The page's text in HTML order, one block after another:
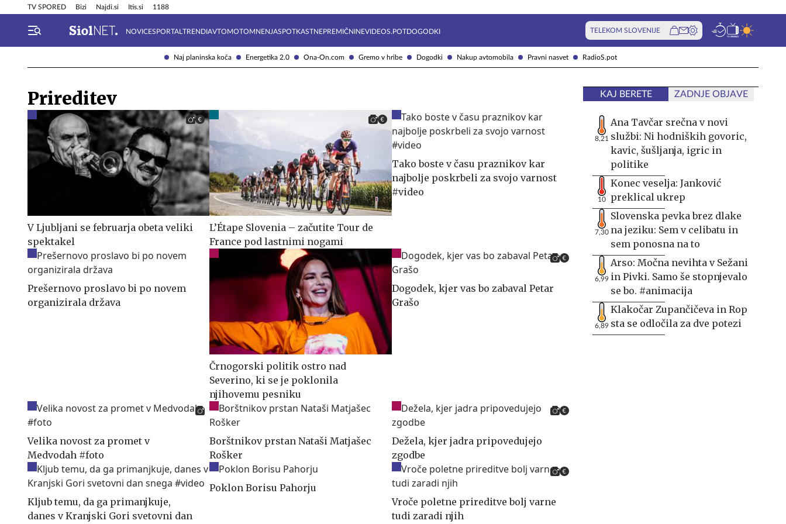
Naj planinska koča Energetika 2.0 Ona-On.com Gremo v hribe Dogodki Nakup avtomobila Pravni nasvet RadioS.pot
TV SPORED Bizi Najdi.si Itis.si 1188
NOVICESPORTAL TRENDIAVTOMOTOMNENJASPOTKASTNEPREMIČNINEVIDEOS.POTDOGODKI TELEKOM SLOVENIJE
Info in obvestila Tehnik
Prireditev
V Ljubljani se februarja obeta veliki
spektakel
L’Étape Slovenia – začutite Tour de
France pod lastnimi nogami
Tako boste v času praznikov kar
najbolje poskrbeli za svojo varnost
#video
Prešernovo proslavo bi po novem
organizirala država
Črnogorski politik ostro nad
Severino, ki se je poklonila
njihovemu pesniku
Dogodek, kjer vas bo zabaval Petar
Grašo
Velika novost za promet v
Medvodah #foto
Borštnikov prstan Nataši Matjašec
Rošker
Dežela, kjer jadra pripovedujejo
zgodbe
Kljub temu, da ga primanjkuje,
danes v Kranjski Gori svetovni dan
Poklon Borisu Pahorju
Vroče poletne prireditve bolj varne
tudi zaradi njih
KAJ BERETE ZADNJE OBJAVE
8,21
Ana Tavčar srečna v novi
službi: Ni hodniških govoric,
kavic, šušljanja, igric in
politike
10
Konec veselja: Janković
preklical ukrep
7,30
Slovenska pevka brez dlake
na jeziku: Sem v celibatu in
sem ponosna na to
6,99
Arso: Močna nevihta v Sežani
in Pivki. Samo še stopnjevalo
se bo. #animacija
6,89
Klakočar Zupančičeva in Rop
sta se odločila za dve potezi